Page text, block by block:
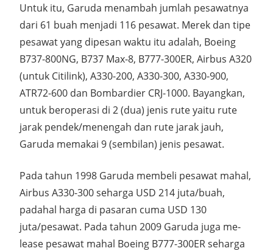
Untuk itu, Garuda menambah jumlah pesawatnya
dari 61 buah menjadi 116 pesawat. Merek dan tipe
pesawat yang dipesan waktu itu adalah, Boeing
B737-800NG, B737 Max-8, B777-300ER, Airbus A320
(untuk Citilink), A330-200, A330-300, A330-900,
ATR72-600 dan Bombardier CRJ-1000. Bayangkan,
untuk beroperasi di 2 (dua) jenis rute yaitu rute
jarak pendek/menengah dan rute jarak jauh,
Garuda memakai 9 (sembilan) jenis pesawat.
Pada tahun 1998 Garuda membeli pesawat mahal,
Airbus A330-300 seharga USD 214 juta/buah,
padahal harga di pasaran cuma USD 130
juta/pesawat. Pada tahun 2009 Garuda juga me-
lease pesawat mahal Boeing B777-300ER seharga